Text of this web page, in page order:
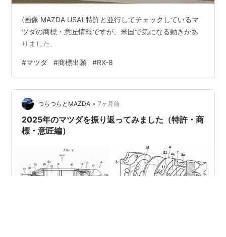
(画像 MAZDA USA) 特許と並行してチェックしているマ
ツダの商標・意匠情報ですが、米国で気になる動きがあ
りました。
#マツダ #商標出願 #RX-8
つらつらとMAZDA • 7ヶ月前
2025年のマツダを振り返ってみました（特許・商
標・意匠編）